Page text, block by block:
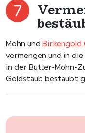
Mohn und Birkengold
vermengen und in
in der Butter-Mohn-
Goldstaub bestäubt